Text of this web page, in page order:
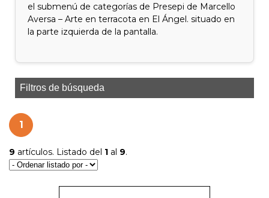
el submenú de categorías de Presepi de Marcello
Aversa – Arte en terracota en El Ángel. situado en
la parte izquierda de la pantalla.
Filtros de búsqueda
1
9 artículos. Listado del 1 al 9.